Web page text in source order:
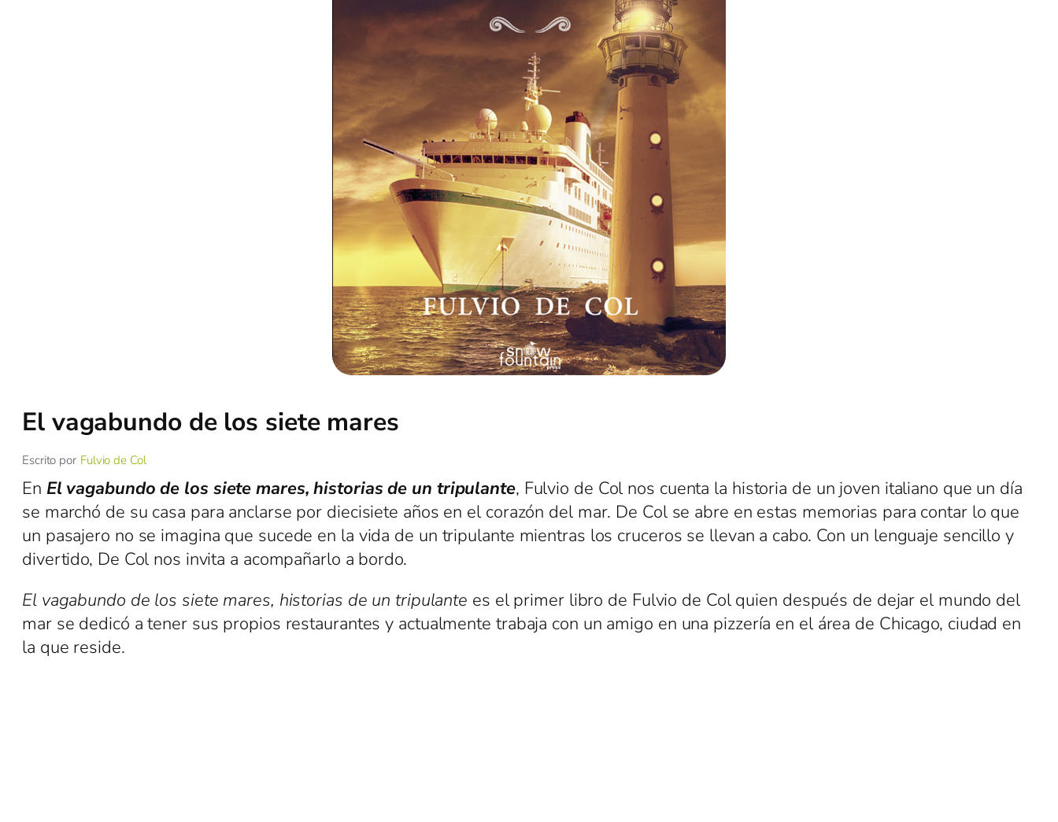
El vagabundo de los siete mares
Escrito por Fulvio de Col
En El vagabundo de los siete mares, historias de un tripulante, Fulvio de Col nos cuenta la historia de un joven italiano que un día
se marchó de su casa para anclarse por diecisiete años en el corazón del mar. De Col se abre en estas memorias para contar lo que
un pasajero no se imagina que sucede en la vida de un tripulante mientras los cruceros se llevan a cabo. Con un lenguaje sencillo y
divertido, De Col nos invita a acompañarlo a bordo.
El vagabundo de los siete mares, historias de un tripulante es el primer libro de Fulvio de Col quien después de dejar el mundo del
mar se dedicó a tener sus propios restaurantes y actualmente trabaja con un amigo en una pizzería en el área de Chicago, ciudad en
la que reside.